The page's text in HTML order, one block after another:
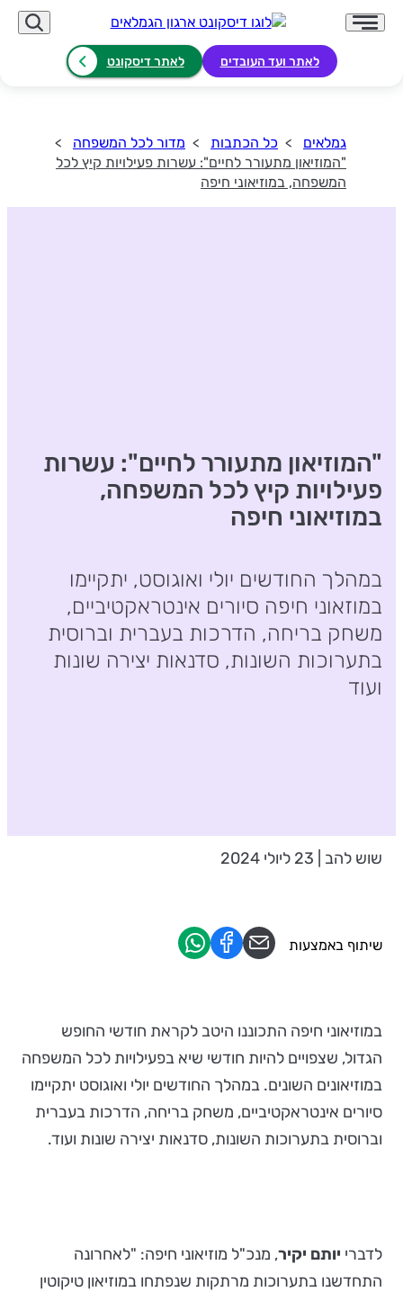
לאתר ועד העובדים לאתר דיסקונט
גמלאים כל הכתבות
מדור לכל המשפחה
"המוזיאון מתעורר לחיים": עשרות פעילויות קיץ לכל
המשפחה, במוזיאוני חיפה
"המוזיאון מתעורר לחיים": עשרות
פעילויות קיץ לכל המשפחה,
במוזיאוני חיפה
במהלך החודשים יולי ואוגוסט, יתקיימו
במוזאוני חיפה סיורים אינטראקטיביים,
משחק בריחה, הדרכות בעברית וברוסית
בתערוכות השונות, סדנאות יצירה שונות
ועוד
שוש להב | 23 ליולי 2024
במוזיאוני חיפה התכוננו היטב לקראת חודשי החופש
הגדול, שצפויים להיות חודשי שיא בפעילויות לכל המשפחה
במוזיאונים השונים. במהלך החודשים יולי ואוגוסט יתקיימו
סיורים אינטראקטיביים, משחק בריחה, הדרכות בעברית
וברוסית בתערוכות השונות, סדנאות יצירה שונות ועוד.
לדברי יותם יקיר, מנכ"ל מוזיאוני חיפה: "לאחרונה
התחדשנו בתערוכות מרתקות שנפתחו במוזיאון טיקוטין
שיתוף באמצעות